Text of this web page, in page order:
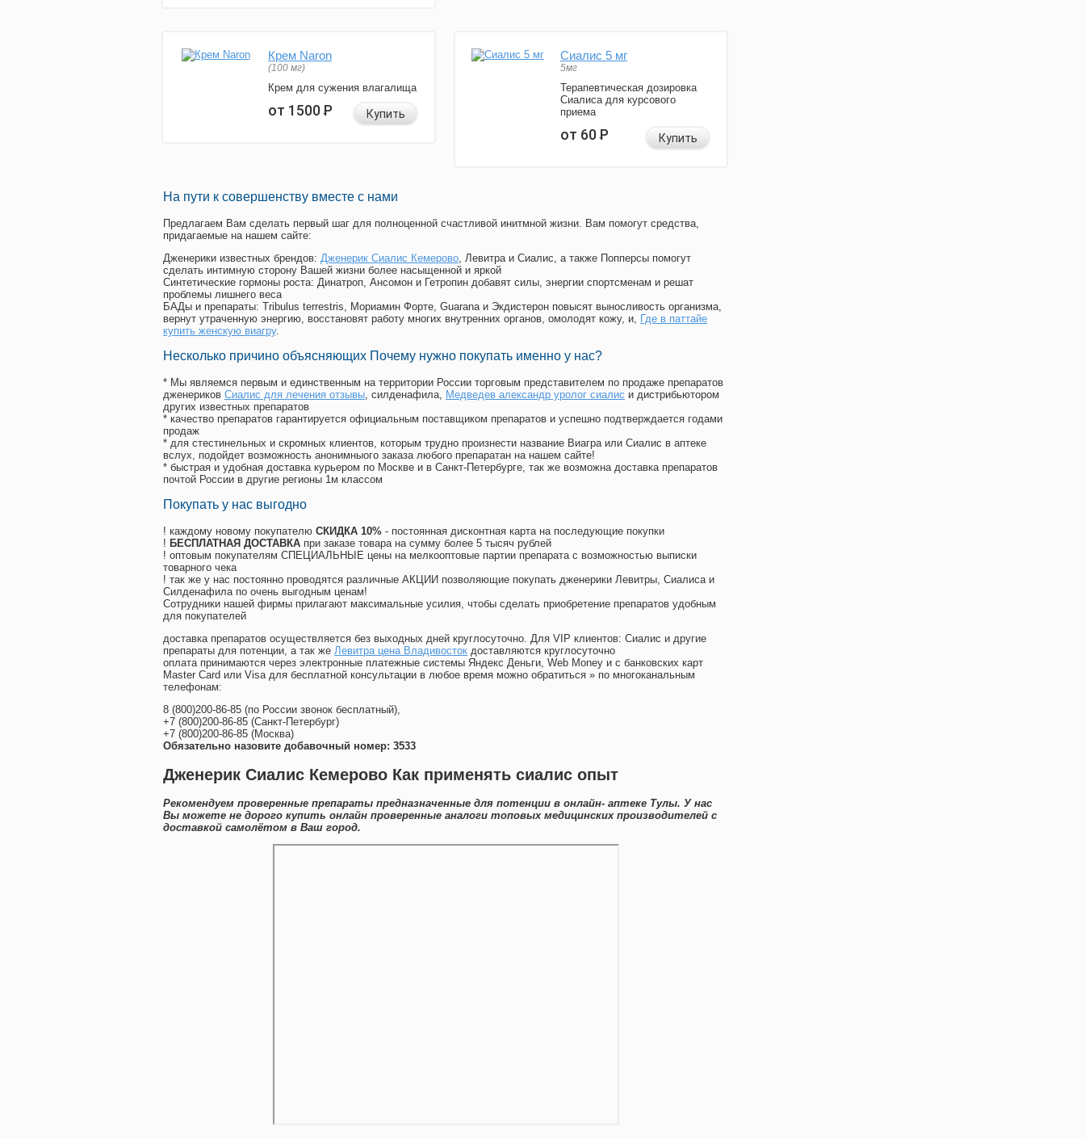
Крем Naron
(100 мг)
Крем для сужения влагалища
от 1500Р Купить
Сиалис 5 мг
5мг
Терапевтическая дозировка
Сиалиса для курсового
приема
от 60Р Купить
На пути к совершенству вместе с нами
Предлагаем Вам сделать первый шаг для полноценной счастливой инитмной жизни. Вам помогут средства,
придагаемые на нашем сайте:
Дженерики известных брендов: Дженерик Сиалис Кемерово, Левитра и Сиалис, а также Попперсы помогут
сделать интимную сторону Вашей жизни более насыщенной и яркой
Синтетические гормоны роста: Динатроп, Ансомон и Гетропин добавят силы, энергии спортсменам и решат
проблемы лишнего веса
БАДы и препараты: Tribulus terrestris, Мориамин Форте, Guarana и Экдистерон повысят выносливость организма,
вернут утраченную энергию, восстановят работу многих внутренних органов, омолодят кожу, и, Где в паттайе
купить женскую виагру.
Несколько причино объясняющих Почему нужно покупать именно у нас?
* Мы являемся первым и единственным на территории России торговым представителем по продаже препаратов
дженериков Сиалис для лечения отзывы, силденафила, Медведев александр уролог сиалис и дистрибьютором
других известных препаратов
* качество препаратов гарантируется официальным поставщиком препаратов и успешно подтверждается годами
продаж
* для стестинельных и скромных клиентов, которым трудно произнести название Виагра или Сиалис в аптеке
вслух, подойдет возможность анонимныого заказа любого препаратан на нашем сайте!
* быстрая и удобная доставка курьером по Москве и в Санкт-Петербурге, так же возможна доставка препаратов
почтой России в другие регионы 1м классом
Покупать у нас выгодно
! каждому новому покупателю СКИДКА 10% - постоянная дисконтная карта на последующие покупки
! БЕСПЛАТНАЯ ДОСТАВКА при заказе товара на сумму более 5 тысяч рублей
! оптовым покупателям СПЕЦИАЛЬНЫЕ цены на мелкооптовые партии препарата с возможностью выписки
товарного чека
! так же у нас постоянно проводятся различные АКЦИИ позволяющие покупать дженерики Левитры, Сиалиса и
Силденафила по очень выгодным ценам!
Cотрудники нашей фирмы прилагают максимальные усилия, чтобы сделать приобретение препаратов удобным
для покупателей
доставка препаратов осуществляется без выходных дней круглосуточно. Для VIP клиентов: Сиалис и другие
препараты для потенции, а так же Левитра цена Владивосток доставляются круглосуточно
оплата принимаются через электронные платежные системы Яндекс Деньги, Web Money и с банковских карт
Master Card или Visa для бесплатной консультации в любое время можно обратиться » по многоканальным
телефонам:
8 (800)200-86-85 (по России звонок бесплатный),
+7 (800)200-86-85 (Санкт-Петербург)
+7 (800)200-86-85 (Москва)
Обязательно назовите добавочный номер: 3533
Дженерик Сиалис Кемерово Как применять сиалис опыт
Рекомендуем проверенные препараты предназначенные для потенции в онлайн- аптеке Тулы. У нас
Вы можете не дорого купить онлайн проверенные аналоги топовых медицинских производителей с
доставкой самолётом в Ваш город.